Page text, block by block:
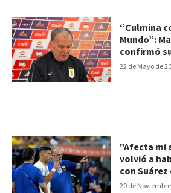
22 de Mayo de
“Culmina
Mundo”:
confirmó
20 de
"Afecta mi
volvió a
con